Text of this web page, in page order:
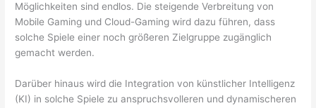
Möglichkeiten sind endlos. Die steigende Verbreitung von
Mobile Gaming und Cloud-Gaming wird dazu führen, dass
solche Spiele einer noch größeren Zielgruppe zugänglich
gemacht werden.
Darüber hinaus wird die Integration von künstlicher Intelligenz
(KI) in solche Spiele zu anspruchsvolleren und dynamischeren